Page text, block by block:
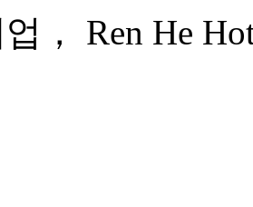
， Ren He